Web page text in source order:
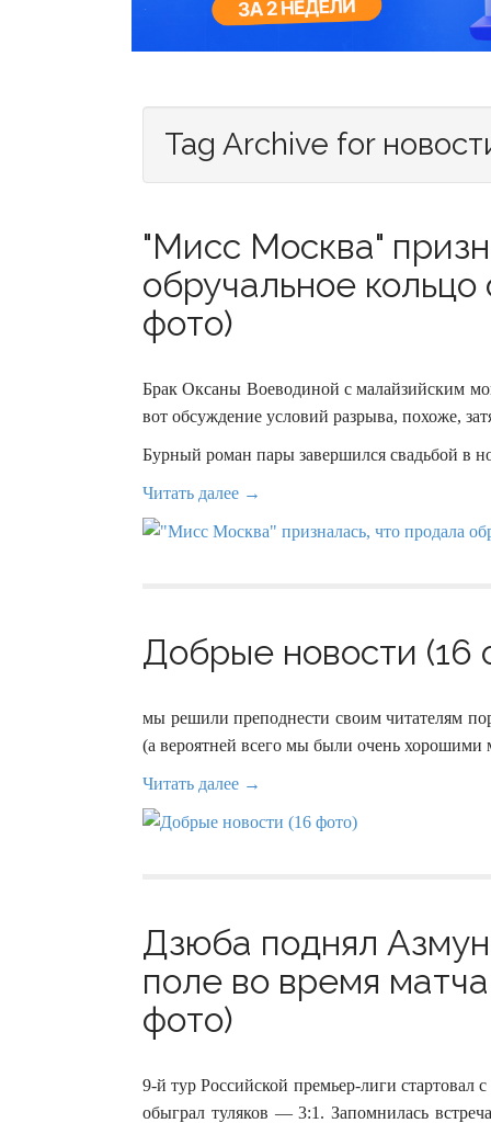
Tag Archive for
"Мисс Москва"
обручальное
фото)
Брак Оксаны Воеводиной с малайзийским
вот обсуждение условий разрыва, похоже,
Бурный роман пары завершился свадьбой в
Читать далее →
Добрые новости (16
мы решили преподнести своим читателям
(а вероятней всего мы были очень хорошими
Читать далее →
Дзюба поднял
поле во время
фото)
9-й тур Российской премьер-лиги стартовал
обыграл туляков — 3:1. Запомнилась